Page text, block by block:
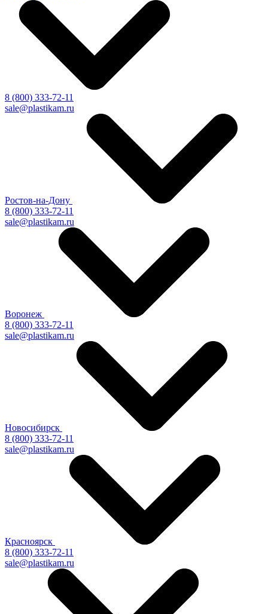
8 (800) 333-72-11
sale@plastikam.ru
Ростов-на-Дону
8 (800) 333-72-11
sale@plastikam.ru
Воронеж
8 (800) 333-72-11
sale@plastikam.ru
Новосибирск
8 (800) 333-72-11
sale@plastikam.ru
Красноярск
8 (800) 333-72-11
sale@plastikam.ru